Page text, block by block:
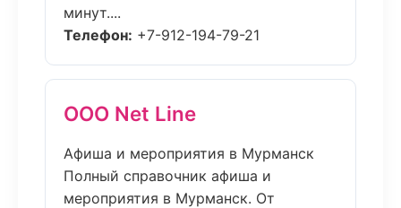
минут....
Телефон: +7-912-194-79-21
ООО Net Line
Афиша и мероприятия в Мурманск
Полный справочник афиша и
мероприятия в Мурманск. От